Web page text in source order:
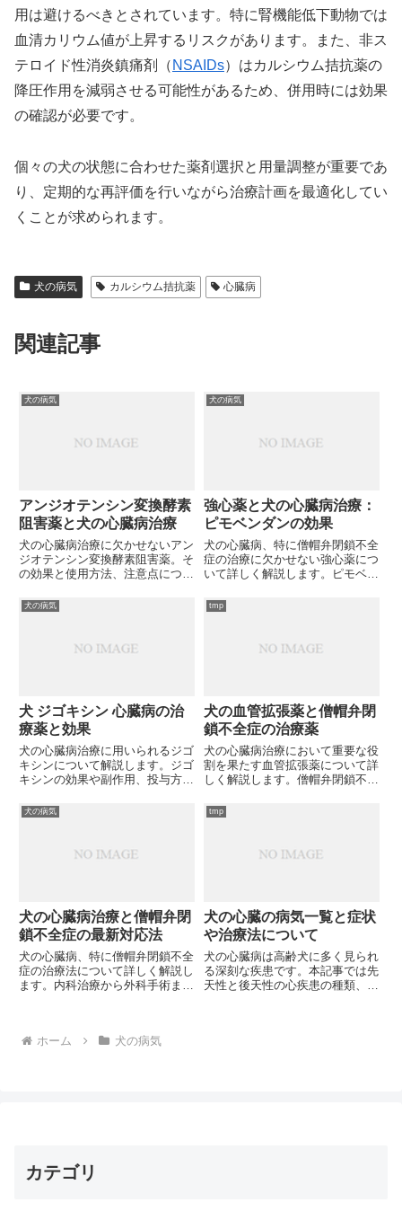
用は避けるべきとされています。特に腎機能低下動物では
血清カリウム値が上昇するリスクがあります。また、非ス
テロイド性消炎鎮痛剤（ NSAIDs）はカルシウム拮抗薬の
降圧作用を減弱させる可能性があるため、併用時には効果
の確認が必要です。
個々の犬の状態に合わせた薬剤選択と用量調整が重要であ
り、定期的な再評価を行いながら治療計画を最適化してい
くことが求められます。
犬の病気 カルシウム拮抗薬 心臓病
関連記事
犬の病気
アンジオテンシン変換酵素
阻害薬と犬の心臓病治療
犬の心臓病治療に欠かせないアン
ジオテンシン変換酵素阻害薬。そ
の効果と使用方法、注意点につい
を守るために、この薬についても
犬の病気
強心薬と犬の心臓病治療：
ピモベンダンの効果
犬の心臓病、特に僧帽弁閉鎖不全
症の治療に欠かせない強心薬につ
いて詳しく解説します。ピモベン
併用法、そして日常生活での注意
知識とは？
犬の病気
犬 ジゴキシン 心臓病の治
療薬と効果
犬の心臓病治療に用いられるジゴ
キシンについて解説します。ジゴ
キシンの効果や副作用、投与方法
報をお届けします。あなたの大切
tmp
犬の血管拡張薬と僧帽弁閉
鎖不全症の治療薬
犬の心臓病治療において重要な役
割を果たす血管拡張薬について詳
しく解説します。僧帽弁閉鎖不全
や作用機序、副作用まで網羅的に
犬の病気
犬の心臓病治療と僧帽弁閉
鎖不全症の最新対応法
犬の心臓病、特に僧帽弁閉鎖不全
症の治療法について詳しく解説し
ます。内科治療から外科手術ま
tmp
犬の心臓の病気一覧と症状
や治療法について
犬の心臓病は高齢犬に多く見られ
る深刻な疾患です。本記事では先
天性と後天性の心疾患の種類、症
ホーム 犬の病気
カテゴリ